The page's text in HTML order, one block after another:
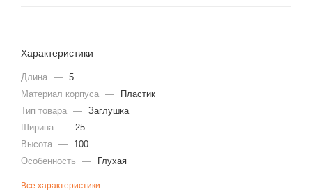
Характеристики
Длина — 5
Материал корпуса —
Пластик
Тип товара — Заглушка
Ширина — 25
Высота —
100
Особенность
— Глухая
Все характеристики